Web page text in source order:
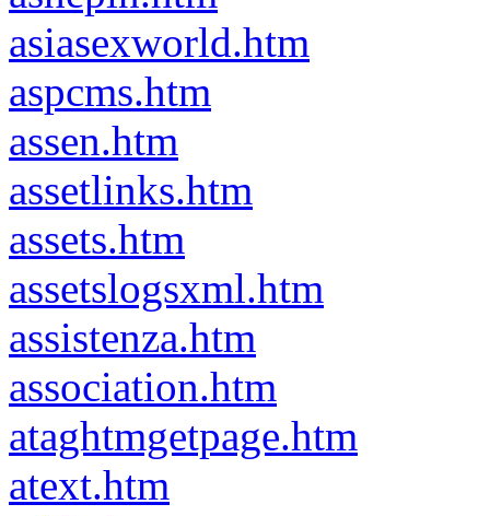
asiasexworld.htm
aspcms.htm
assen.htm
assetlinks.htm
assets.htm
assetslogsxml.htm
assistenza.htm
association.htm
ataghtmgetpage.htm
atext.htm